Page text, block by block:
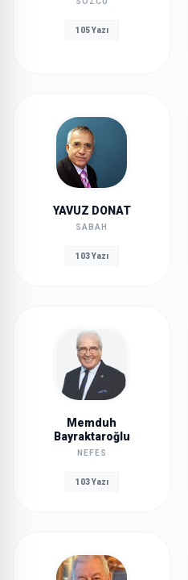
105 Yazı
YAVUZ DONAT
SABAH
103 Yazı
Memduh
Bayraktaroğlu
NEFES
103 Yazı